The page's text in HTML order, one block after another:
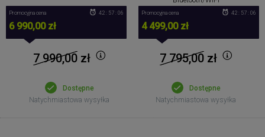
Promocyjna cena
6 990,00 zł
42 : 57 : 06
7 990,00zł
Dostępne
Natychmiastowa wysyłka
Promocyjna cena
4 499,00 zł
42 : 57 : 06
7 795,00zł
Dostępne
Natychmiastowa wysyłka